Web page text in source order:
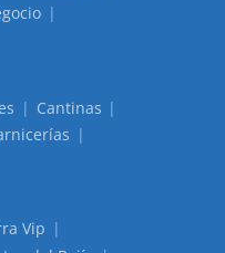
Cantinas
Vip